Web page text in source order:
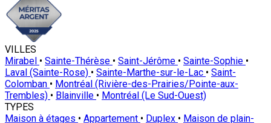
VILLES
Mirabel • Sainte-Thérèse • Saint-Jérôme • Sainte-Sophie •
Laval (Sainte-Rose) • Sainte-Marthe-sur-le-Lac • Saint-
Colomban • Montréal (Rivière-des-Prairies/Pointe-aux-
Trembles) • Blainville • Montréal (Le Sud-Ouest)
TYPES
Maison à étages • Appartement • Duplex • Maison de plain-